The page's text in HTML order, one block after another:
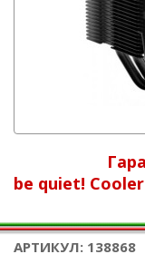
be quiet!
АРТИКУЛ: 138868